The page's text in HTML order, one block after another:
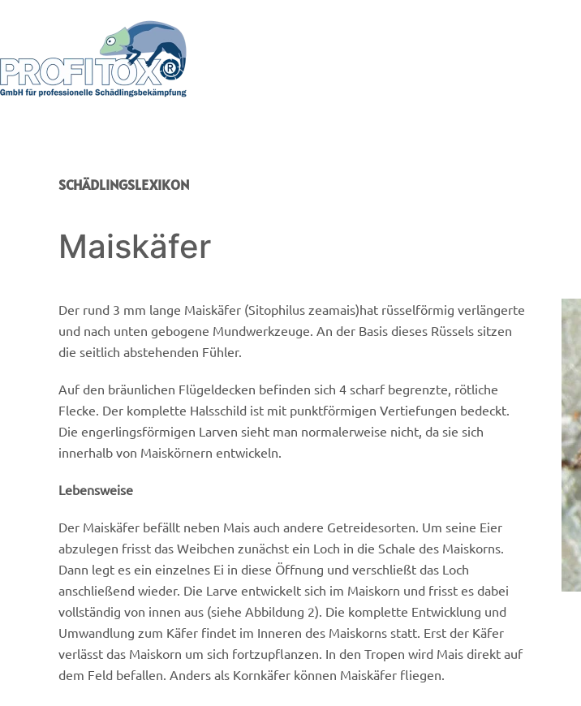
SCHÄDLINGSLEXIKON
Maiskäfer
Der rund 3 mm lange Maiskäfer (Sitophilus zeamais)hat rüsselförmig verlängerte
und nach unten gebogene Mundwerkzeuge. An der Basis dieses Rüssels sitzen
die seitlich abstehenden Fühler.
Auf den bräunlichen Flügeldecken befinden sich 4 scharf begrenzte, rötliche
Flecke. Der komplette Halsschild ist mit punktförmigen Vertiefungen bedeckt.
Die engerlingsförmigen Larven sieht man normalerweise nicht, da sie sich
innerhalb von Maiskörnern entwickeln.
Lebensweise
Der Maiskäfer befällt neben Mais auch andere Getreidesorten. Um seine Eier
abzulegen frisst das Weibchen zunächst ein Loch in die Schale des Maiskorns.
Dann legt es ein einzelnes Ei in diese Öffnung und verschließt das Loch
anschließend wieder. Die Larve entwickelt sich im Maiskorn und frisst es dabei
vollständig von innen aus (siehe Abbildung 2). Die komplette Entwicklung und
Umwandlung zum Käfer findet im Inneren des Maiskorns statt. Erst der Käfer
verlässt das Maiskorn um sich fortzupflanzen. In den Tropen wird Mais direkt auf
dem Feld befallen. Anders als Kornkäfer können Maiskäfer fliegen.